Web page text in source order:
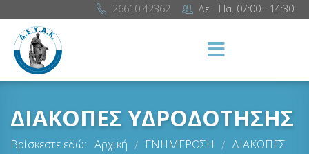
26610 42362 Δε - Πα. 07:00 - 14:30
ΔΙΑΚΟΠΕΣ ΥΔΡΟΔΟΤΗΣΗΣ
Βρίσκεστε εδώ: Αρχική / ΕΝΗΜΕΡΩΣΗ / ΔΙΑΚΟΠΕΣ